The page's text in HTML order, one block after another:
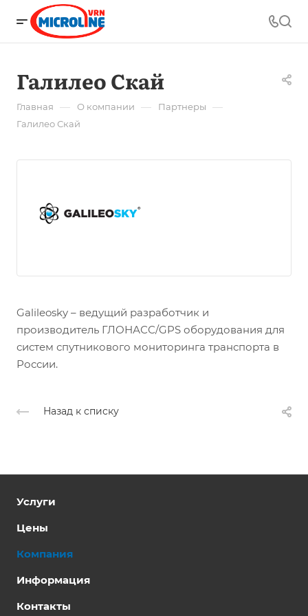
Галилео Скай
Главная — О компании — Партнеры —
Галилео Скай
Galileosky – ведущий разработчик и
производитель ГЛОНАСС/GPS оборудования для
систем спутникового мониторинга транспорта в
России.
Назад к списку
Услуги
Цены
Компания
Информация
Контакты